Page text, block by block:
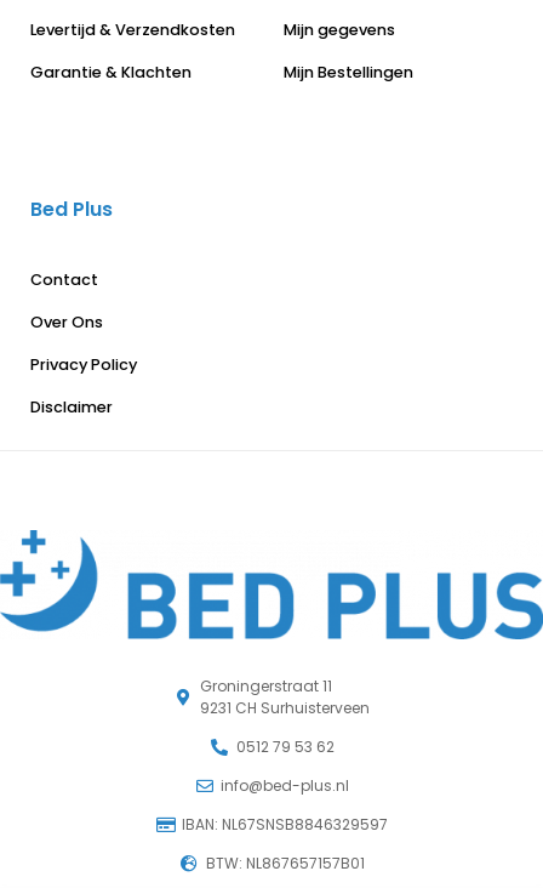
Groningerstraat 11
9231 CH Surhuisterveen
0512 79 53 62
info@bed-plus.nl
IBAN: NL67SNSB8846329597
BTW: NL867657157B01
Levertijd & Verzendkosten
Garantie & Klachten
Mijn gegevens
Mijn Bestellingen
Bed Plus
Contact
Over Ons
Privacy Policy
Disclaimer